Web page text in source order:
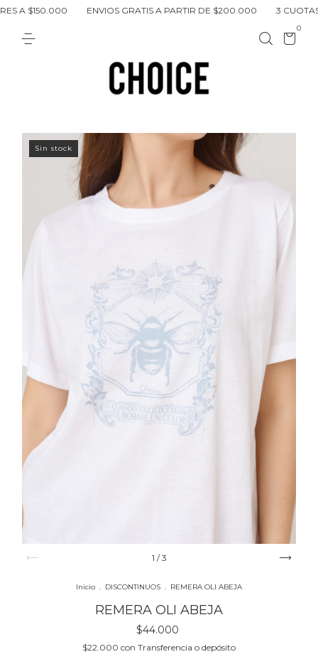
ENVIOS GRATIS A PARTIR DE $200.000 3 CUOTAS SIN
0
Sin stock
1 /3
Inicio . DISCONTINUOS . REMERA OLI ABEJA
REMERA OLI ABEJA
$44.000
$22.000 con Transferencia o depósito